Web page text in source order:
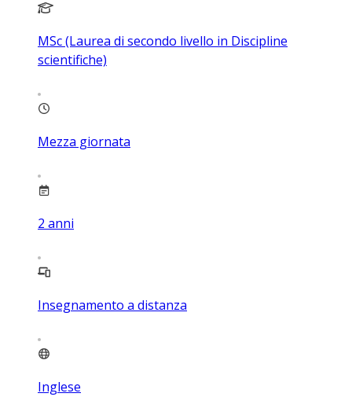
MSc (Laurea di secondo livello in Discipline
scientifiche)
Mezza giornata
2 anni
Insegnamento a distanza
Inglese